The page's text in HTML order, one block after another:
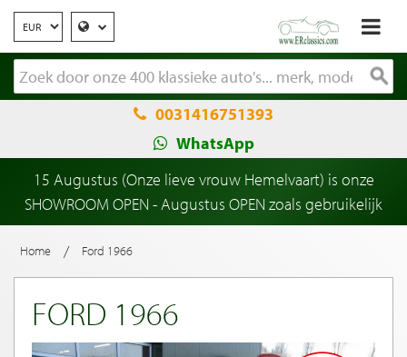
0031416751393
WhatsApp
15 Augustus (Onze lieve vrouw Hemelvaart) is onze
SHOWROOM OPEN - Augustus OPEN zoals gebruikelijk
Home / Ford 1966
FORD 1966